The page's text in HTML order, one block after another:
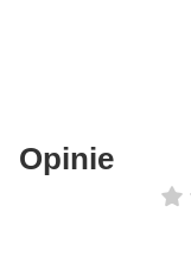
Opinie